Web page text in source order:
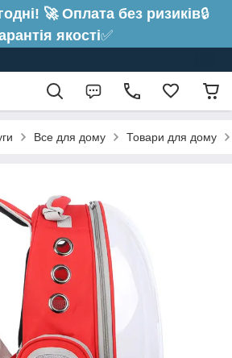
🚀 Оплата без ризиків🔒
якості✅
Все для дому Товари для дому